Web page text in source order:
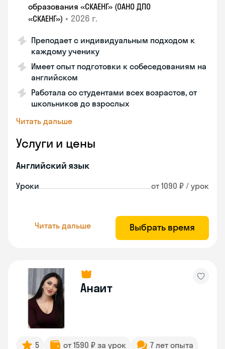
образования «СКАЕНГ» (ОАНО ДПО
«СКАЕНГ») • 2026 г.
Преподает с индивидуальным подходом к
каждому ученику
Имеет опыт подготовки к собеседованиям на
английском
Работала со студентами всех возрастов, от
школьников до взрослых
Читать дальше
Услуги и цены
Английский язык
Уроки от 1090 ₽ / урок
Читать дальше Выбрать время
Анаит
5 от 1590 ₽ за урок
7 лет опыта